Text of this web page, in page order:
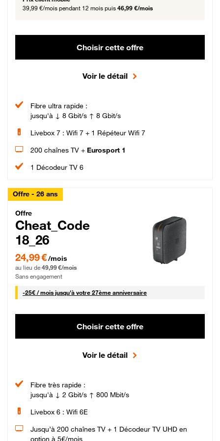
39,99 €/mois pendant 12 mois puis 46,99 €/mois
Choisir cette offre
Voir le détail
Fibre ultra rapide :
jusqu'à ↓ 8 Gbit/s ↑ 8 Gbit/s
Livebox 7 : Wifi 7 + 1 Répéteur Wifi 7
200 chaînes TV + Eurosport 1
1 Décodeur TV 6
Offre - 26 ans
Cheat_Code Fibre_18_26
Offre
Cheat_Code
18_26
24,99 € par mois pendant 0 mois puis 49,99 € par mois, Sans engagement
24,99 €/mois
au lieu de 49,99 €/mois
Sans engagement
-25€ / mois25 € par mois
jusqu'à votre 27ème anniversaire
Choisir cette offre
Voir le détail
Fibre très rapide :
jusqu'à ↓ 2 Gbit/s ↑ 800 Mbit/s
Livebox 6 : Wifi 6E
Jusqu’à 200 chaînes TV + 1 Décodeur TV UHD en
option à 5€/mois